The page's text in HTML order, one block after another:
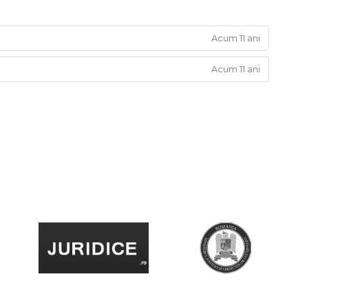
Acum 11 ani
Acum 11 ani